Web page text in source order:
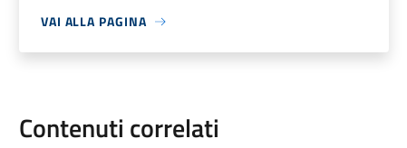
VAI ALLA PAGINA
Contenuti correlati